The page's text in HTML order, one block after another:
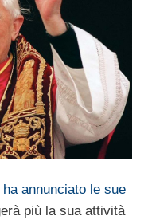
annunciato le sue
più la sua attività